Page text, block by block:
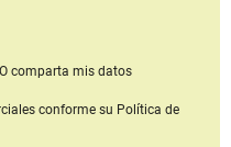
comparta mis datos
conforme su Política de